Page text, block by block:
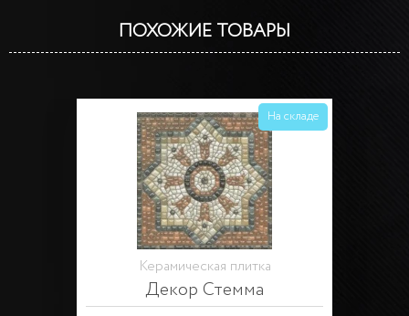
ПОХОЖИЕ ТОВАРЫ
На складе
Керамическая плитка
Декор Стемма